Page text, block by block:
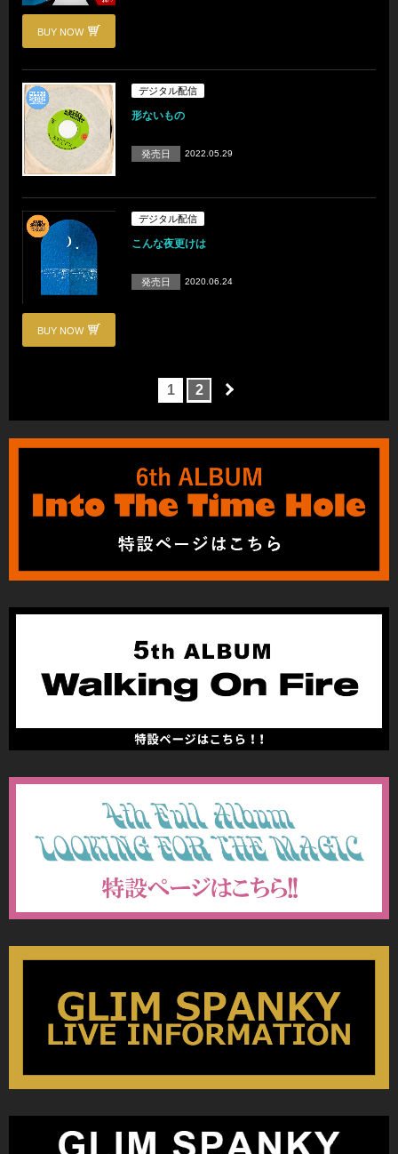
BUY NOW
デジタル配信
形ないもの
発売日 2022.05.29
BUY NOW
デジタル配信
こんな夜更けは
発売日 2020.06.24
1 2